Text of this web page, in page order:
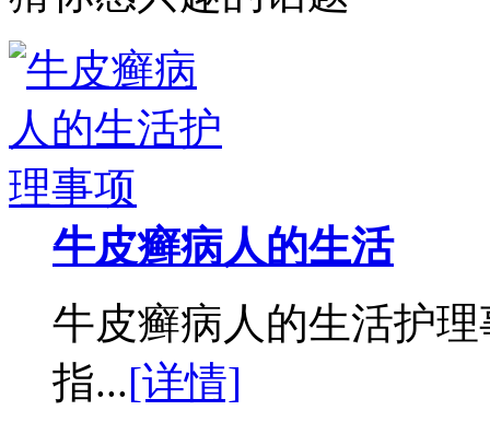
牛皮癣病人的生活
牛皮癣病人的生活护
指...[详情]